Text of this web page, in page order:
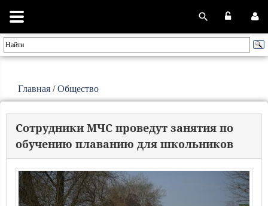
Главная /Общество
Сотрудники МЧС проведут занятия по
обучению плаванию для школьников